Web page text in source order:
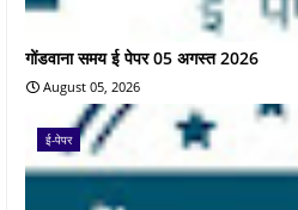
गोंडवाना समय ई पेपर 05 अगस्त 2026
August 05, 2026
ई-पेपर